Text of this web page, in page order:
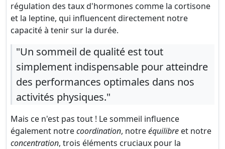
régulation des taux d'hormones comme la cortisone
et la leptine, qui influencent directement notre
capacité à tenir sur la durée.
"Un sommeil de qualité est tout
simplement indispensable pour atteindre
des performances optimales dans nos
activités physiques."
Mais ce n'est pas tout ! Le sommeil influence
également notrecoordination, notreéquilibre et notre
concentration, trois éléments cruciaux pour la